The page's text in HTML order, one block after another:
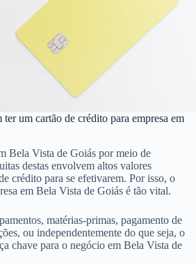
ter um cartão de crédito para empresa em
Bela Vista de Goiás por meio de
destas envolvem altos valores
crédito para se efetivarem. Por isso, o
em Bela Vista de Goiás é tão vital.
matérias-primas, pagamento de
ou independentemente do que seja, o
chave para o negócio em Bela Vista de